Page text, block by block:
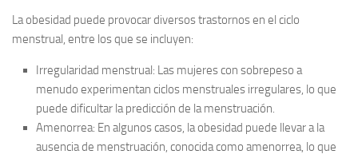
La obesidad puede provocar diversos trastornos en el ciclo
menstrual, entre los que se incluyen:
Irregularidad menstrual: Las mujeres con sobrepeso a
menudo experimentan ciclos menstruales irregulares, lo que
puede dificultar la predicción de la menstruación.
Amenorrea: En algunos casos, la obesidad puede llevar a la
ausencia de menstruación, conocida como amenorrea, lo que